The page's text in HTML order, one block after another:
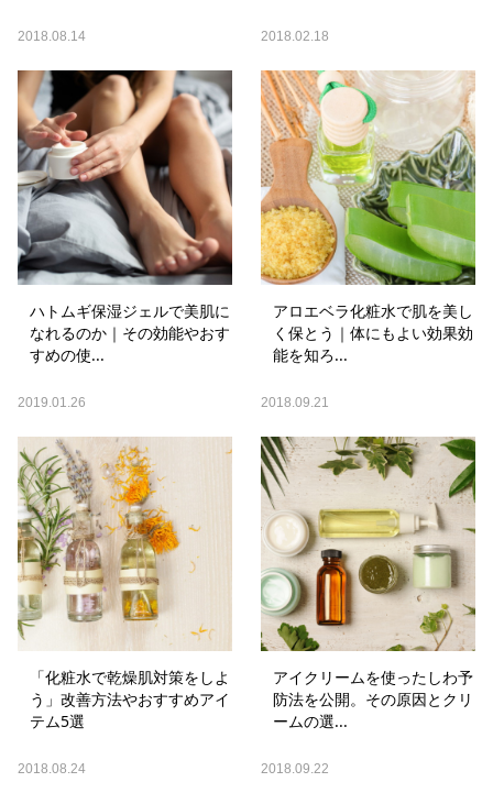
2018.08.14 2018.02.18
ハトムギ保湿ジェルで美肌に
なれるのか｜その効能やおす
すめの使...
2019.01.26
アロエベラ化粧水で肌を美し
く保とう｜体にもよい効果効
能を知ろ...
2018.09.21
「化粧水で乾燥肌対策をしよ
う」改善方法やおすすめアイ
テム5選
2018.08.24
アイクリームを使ったしわ予
防法を公開。その原因とクリ
ームの選...
2018.09.22